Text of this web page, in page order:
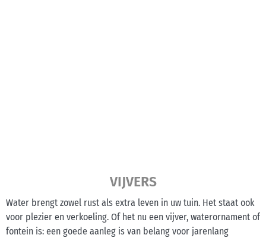
VIJVERS
Water brengt zowel rust als extra leven in uw tuin. Het staat ook
voor plezier en verkoeling. Of het nu een vijver, waterornament of
fontein is: een goede aanleg is van belang voor jarenlang